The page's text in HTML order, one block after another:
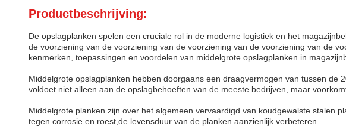
Productbeschrijving:
De opslagplanken spelen een cruciale rol in de moderne logistiek en het
de voorziening van de voorziening van de voorziening van de voorziening van de
kenmerken, toepassingen en voordelen van middelgrote opslagplanken in
Middelgrote opslagplanken hebben doorgaans een draagvermogen van tussen
voldoet niet alleen aan de opslagbehoeften van de meeste bedrijven, maar
Middelgrote planken zijn over het algemeen vervaardigd van koudgewalste stalen
tegen corrosie en roest,de levensduur van de planken aanzienlijk verbeteren.